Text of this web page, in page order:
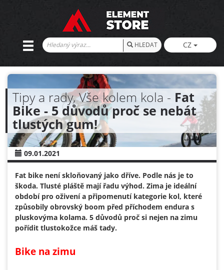
HLEDAT CZ
Tipy a rady, Vše kolem kola - Fat
Bike - 5 důvodů proč se nebát
tlustých gum!
09.01.2021
Fat bike není skloňovaný jako dříve. Podle nás je to
škoda. Tlusté pláště mají řadu výhod. Zima je ideální
období pro oživení a připomenutí kategorie kol, které
způsobily obrovský boom před příchodem endura s
pluskovýma kolama. 5 důvodů proč si nejen na zimu
pořídit tlustokožce máš tady.
Bike na zimu